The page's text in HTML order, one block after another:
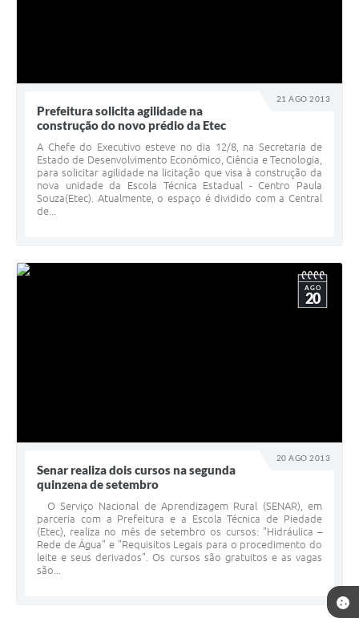
21 AGO 2013
Prefeitura solicita agilidade na
construção do novo prédio da Etec
A Chefe do Executivo esteve no dia 12/8, na Secretaria de
Estado de Desenvolvimento Econômico, Ciência e Tecnologia,
para solicitar agilidade na licitação que visa à construção da
nova unidade da Escola Técnica Estadual - Centro Paula
Souza(Etec). Atualmente, o espaço é dividido com a Central
de...
20 AGO 2013
AGO
20
Senar realiza dois cursos na segunda
quinzena de setembro
O Serviço Nacional de Aprendizagem Rural (SENAR), em
parceria com a Prefeitura e a Escola Técnica de Piedade
(Etec), realiza no mês de setembro os cursos: "Hidráulica –
Rede de Água" e "Requisitos Legais para o procedimento do
leite e seus derivados". Os cursos são gratuitos e as vagas
são...